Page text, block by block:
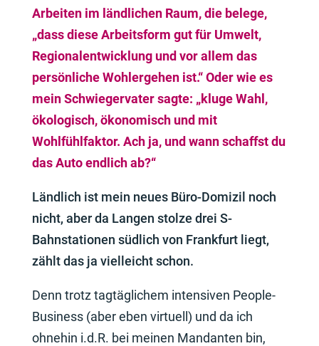
Arbeiten im ländlichen Raum, die belege,
„dass diese Arbeitsform gut für Umwelt,
Regionalentwicklung und vor allem das
persönliche Wohlergehen ist.“ Oder wie es
mein Schwiegervater sagte: „kluge Wahl,
ökologisch, ökonomisch und mit
Wohlfühlfaktor. Ach ja, und wann schaffst du
das Auto endlich ab?“
Ländlich ist mein neues Büro-Domizil noch
nicht, aber da Langen stolze drei S-
Bahnstationen südlich von Frankfurt liegt,
zählt das ja vielleicht schon.
Denn trotz tagtäglichem intensiven People-
Business (aber eben virtuell) und da ich
ohnehin i.d.R. bei meinen Mandanten bin,